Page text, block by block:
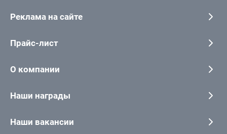
Реклама на сайте
Прайс-лист
О компании
Наши награды
Наши вакансии